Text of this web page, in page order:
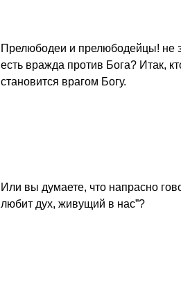
Прелюбодеи и прелюбодейцы! не
есть вражда против Бога? Итак,
становится врагом Богу.
Или вы думаете, что напрасно
любит дух, живущий в нас”?